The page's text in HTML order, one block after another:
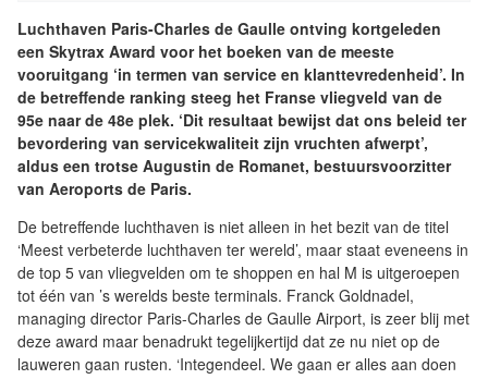
Luchthaven Paris-Charles de Gaulle ontving kortgeleden
een Skytrax Award voor het boeken van de meeste
vooruitgang ‘in termen van service en klanttevredenheid’. In
de betreffende ranking steeg het Franse vliegveld van de
95e naar de 48e plek. ‘Dit resultaat bewijst dat ons beleid ter
bevordering van servicekwaliteit zijn vruchten afwerpt’,
aldus een trotse Augustin de Romanet, bestuursvoorzitter
van Aeroports de Paris.
De betreffende luchthaven is niet alleen in het bezit van de titel
‘Meest verbeterde luchthaven ter wereld’, maar staat eveneens in
de top 5 van vliegvelden om te shoppen en hal M is uitgeroepen
tot één van ’s werelds beste terminals. Franck Goldnadel,
managing director Paris-Charles de Gaulle Airport, is zeer blij met
deze award maar benadrukt tegelijkertijd dat ze nu niet op de
lauweren gaan rusten. ‘Integendeel. We gaan er alles aan doen